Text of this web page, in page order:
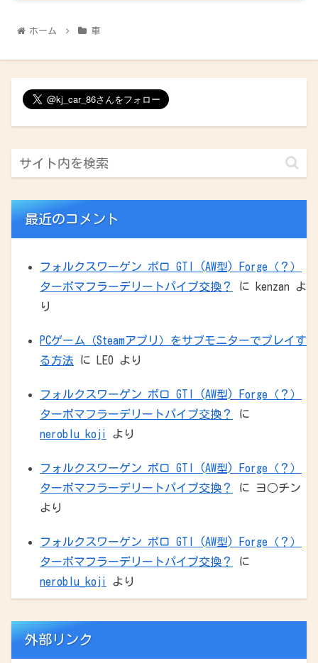
ホーム 車
最近のコメント
フォルクスワーゲン ポロ GTI (AW型) Forge（？）
ターボマフラーデリートパイプ交換？
に kenzan よ
り
PCゲーム（Steamアプリ）をサブモニターでプレイす
る方法 に LEO より
フォルクスワーゲン ポロ GTI (AW型) Forge（？）
ターボマフラーデリートパイプ交換？
に
neroblu_koji
より
フォルクスワーゲン ポロ GTI (AW型) Forge（？）
ターボマフラーデリートパイプ交換？
に
ヨ○チン
より
フォルクスワーゲン ポロ GTI (AW型) Forge（？）
ターボマフラーデリートパイプ交換？
に
neroblu_koji
より
外部リンク